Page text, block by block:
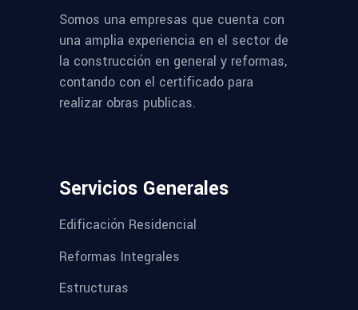
Somos una empresas que cuenta con
una amplia experiencia en el sector de
la construcción en general y reformas,
contando con el certificado para
realizar obras publicas.
Servicios Generales
Edificación Residencial
Reformas Integrales
Estructuras